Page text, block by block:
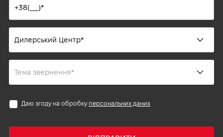
Даю згоду на обробку персональних даних